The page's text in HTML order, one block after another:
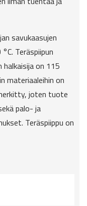
savukaasujen
Teräspiipun
on 115
materiaaleihin on
joten tuote
palo- ja
Teräspiippu on